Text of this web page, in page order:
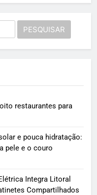
restaurantes para
e pouca hidratação:
pele e o couro
Integra Litoral
Compartilhados